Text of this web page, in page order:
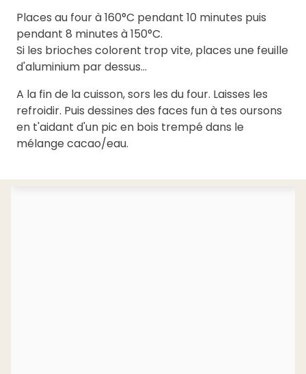
Places au four à 160°C pendant 10 minutes puis
pendant 8 minutes à 150°C.
Si les brioches colorent trop vite, places une feuille
d'aluminium par dessus...
A la fin de la cuisson, sors les du four. Laisses les
refroidir. Puis dessines des faces fun à tes oursons
en t'aidant d'un pic en bois trempé dans le
mélange cacao/eau.